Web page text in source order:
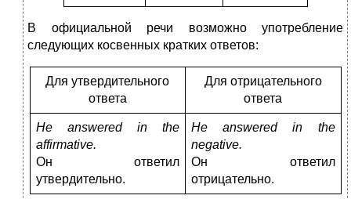
В официальной речи возможно употребление
следующих косвенных кратких ответов:
Для утвердительного
ответа
Для отрицательного
ответа
He answered in the
affirmative.
Он ответил
утвердительно.
He answered in the
negative.
Он ответил
отрицательно.